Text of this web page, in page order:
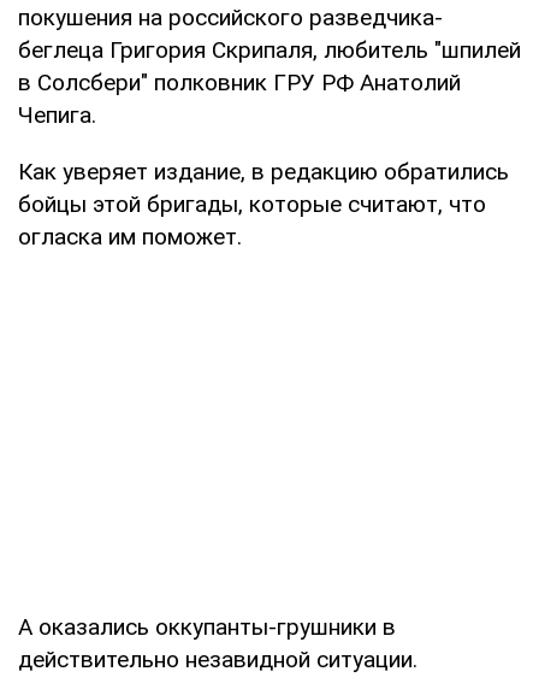
покушения на российского разведчика-
беглеца Григория Скрипаля, любитель "шпилей
в Солсбери" полковник ГРУ РФ Анатолий
Чепига.
Как уверяет издание, в редакцию обратились
бойцы этой бригады, которые считают, что
огласка им поможет.
А оказались оккупанты-грушники в
действительно незавидной ситуации.